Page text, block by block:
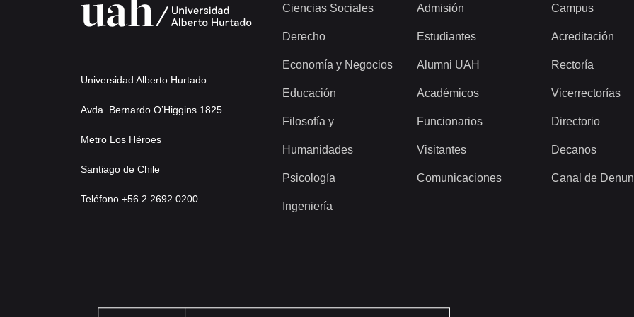
Universidad Alberto Hurtado
Avda. Bernardo O’Higgins 1825
Metro Los Héroes
Santiago de Chile
Teléfono +56 2 2692 0200
Ciencias Sociales
Derecho
Economía y Negocios
Educación
Filosofía y
Humanidades
Psicología
Ingeniería
Admisión
Estudiantes
Alumni UAH
Académicos
Funcionarios
Visitantes
Comunicaciones
Campus
Acreditación
Rectoría
Vicerrectorías
Directorio
Decanos
Canal de